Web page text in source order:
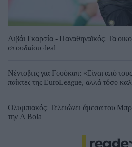
Λιβάι Γκαρσία - Παναθηναϊκός: Τα
σπουδαίου deal
Νέντοβιτς για Γουόκαπ: «Είναι από
παίκτες της EuroLeague, αλλά τόσο
Ολυμπιακός: Τελειώνει άμεσα του
την A Bola